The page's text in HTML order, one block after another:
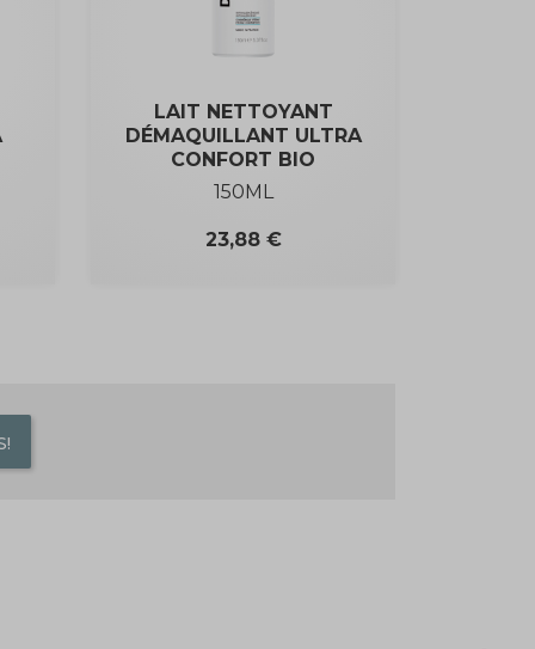
LAIT NETTOYANT
DÉMAQUILLANT ULTRA
CONFORT BIO
150ML
Prix
23,88 €